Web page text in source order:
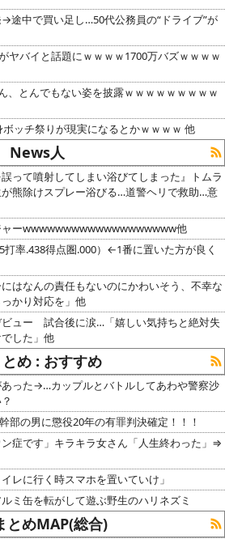
途中で買い足し…50代公務員の“ドライブ”が
ヤバイと話題にｗｗｗｗ1700万バズｗｗｗｗ
、とんでもない姿を披露ｗｗｗｗｗｗｗｗｗ
ボッチ祭りが現実になるとかｗｗｗｗ 他
News人
って噴射してしまい浴びてしまった』トムラ
熊除けスプレー浴びる…道警ヘリで救助…意
ャーwwwwwwwwwwwwwwwwwww他
打率.438得点圏.000）←1番に置いた方が良く
はなんの責任もないのにかわいそう、不幸な
かり対応を」他
ュー 試合後に涙…「嬉しい気持ちと絶対失
した」他
め : おすすめ
った→…カップルとバトルしてあわや警察沙
部の男に懲役20年の有罪判決確定！！！
ン症です」キラキラ女さん「人生終わった」⇒
レに行く時スマホを置いていけ」
ミ缶を転がして遊ぶ野生のハリネズミ
とめMAP(総合)